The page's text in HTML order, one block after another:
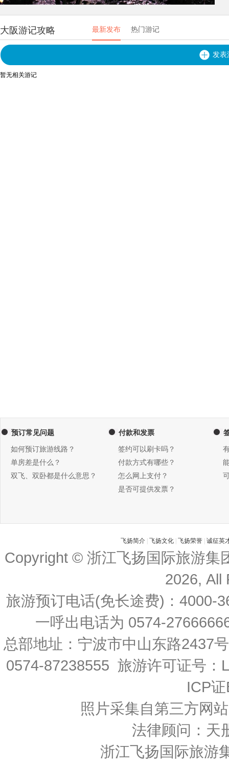
大阪游记攻略 最新发布 热门游记
发表
暂无相关游记
预订常见问题
如何预订旅游线路？
单房差是什么？
双飞、双卧都是什么意思？
付款和发票
签约可以刷卡吗？
付款方式有哪些？
怎么网上支付？
是否可提供发票？
飞扬简介 飞扬文化 飞扬荣誉 诚征英
Copyright © 浙江飞扬国际旅游集
2026, All
旅游预订电话(免长途费)：4000-
一呼出电话为 0574-
总部地址：宁波市中山东路2437
0574-87238555 旅游许可证号
ICP
照片采集自第三方网
法律顾问：天
浙江飞扬国际旅游